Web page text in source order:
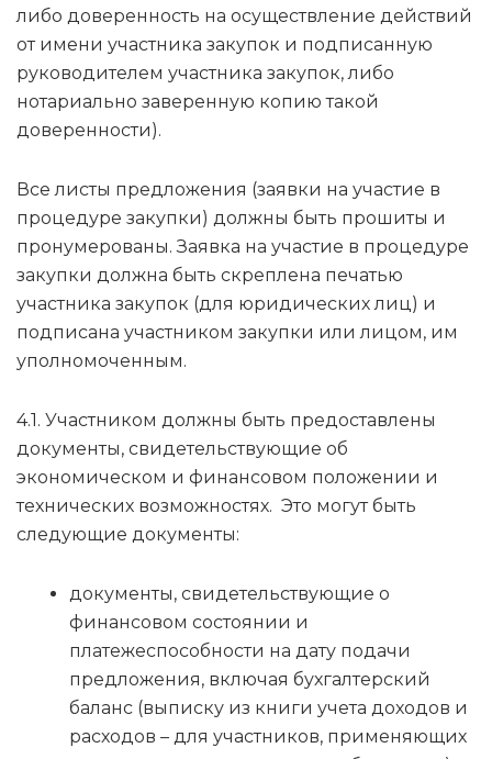
либо доверенность на осуществление действий
от имени участника закупок и подписанную
руководителем участника закупок, либо
нотариально заверенную копию такой
доверенности).
Все листы предложения (заявки на участие в
процедуре закупки) должны быть прошиты и
пронумерованы. Заявка на участие в процедуре
закупки должна быть скреплена печатью
участника закупок (для юридических лиц) и
подписана участником закупки или лицом, им
уполномоченным.
4.1. Участником должны быть предоставлены
документы, свидетельствующие об
экономическом и финансовом положении и
технических возможностях. Это могут быть
следующие документы:
документы, свидетельствующие о
финансовом состоянии и
платежеспособности на дату подачи
предложения, включая бухгалтерский
баланс (выписку из книги учета доходов и
расходов – для участников, применяющих